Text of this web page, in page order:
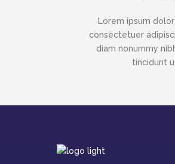
Lorem ipsum
consectetuer
diam nonummy
tincidunt